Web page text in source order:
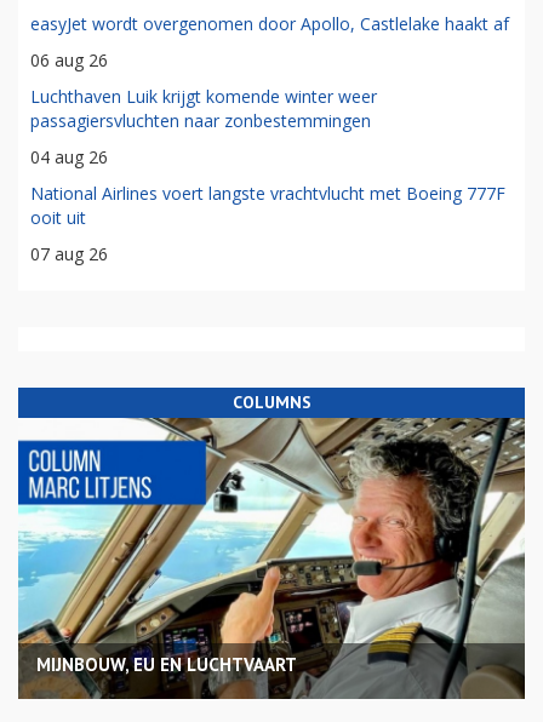
easyJet wordt overgenomen door Apollo, Castlelake haakt af
06 aug 26
Luchthaven Luik krijgt komende winter weer
passagiersvluchten naar zonbestemmingen
04 aug 26
National Airlines voert langste vrachtvlucht met Boeing 777F
ooit uit
07 aug 26
COLUMNS
MIJNBOUW, EU EN LUCHTVAART